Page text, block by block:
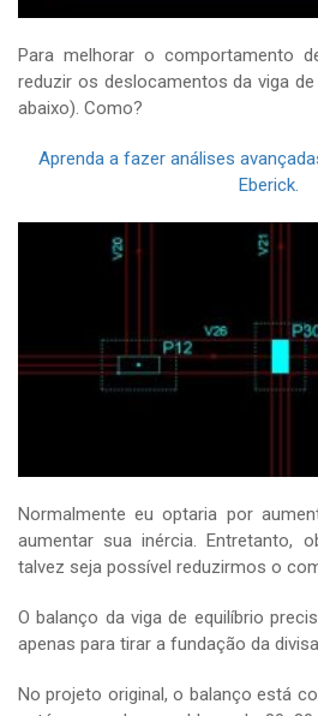
Para melhorar o comportamento
reduzir os deslocamentos da viga
abaixo). Como?
Aprenda a fazer análises
Eberick.
Normalmente eu optaria por
aumentar sua inércia. Entretanto,
talvez seja possível reduzirmos o
O balanço da viga de equilíbrio
apenas para tirar a fundação da divisa.
No projeto original, o balanço está